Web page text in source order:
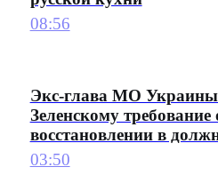
08:56
Экс-глава МО
Зеленскому требование
восстановлении в
03:50